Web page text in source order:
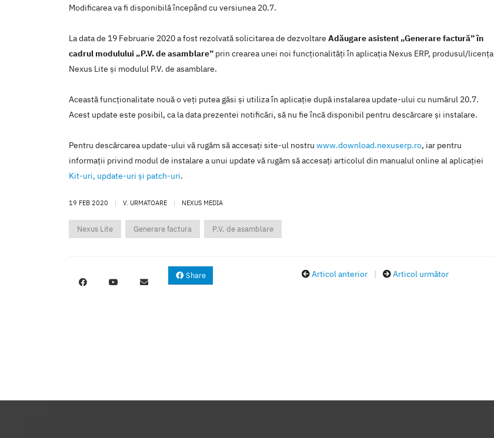
Modificarea va fi disponibilă începând cu versiunea 20.7.
La data de 19 Februarie 2020 a fost rezolvată solicitarea de dezvoltare Adăugare asistent „Generare factură” în
cadrul modulului „P.V. de asamblare” prin crearea unei noi funcţionalităţi în aplicaţia Nexus ERP, produsul/licenţa
Nexus Lite şi modulul P.V. de asamblare.
Această funcţionalitate nouă o veţi putea găsi şi utiliza în aplicaţie după instalarea update-ului cu numărul 20.7.
Acest update este posibil, ca la data prezentei notificări, să nu fie încă disponibil pentru descărcare şi instalare.
Pentru descărcarea update-ului vă rugăm să accesaţi site-ul nostru www.download.nexuserp.ro, iar pentru
informaţii privind modul de instalare a unui update vă rugăm să accesaţi articolul din manualul online al aplicaţiei
Kit-uri, update-uri şi patch-uri.
19 FEB 2020 | V. URMATOARE | NEXUS MEDIA
Nexus Lite Generare factura P.V. de asamblare
Share Articol anterior | Articol următor